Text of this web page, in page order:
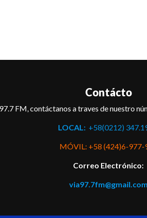
Contácto
FM, contáctanos a traves de nuestro
LOCAL:+58(0212)
MÓVIL: +58 (424)6-977-
Correo Electrónico:
via97.7fm@gmail.com